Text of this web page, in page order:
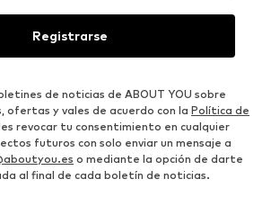
Registrarse
de noticias de ABOUT YOU sobre
ofertas y vales de acuerdo con la Política de
revocar tu consentimiento en cualquier
futuros con solo enviar un mensaje a
o mediante la opción de darte
al final de cada boletín de noticias.